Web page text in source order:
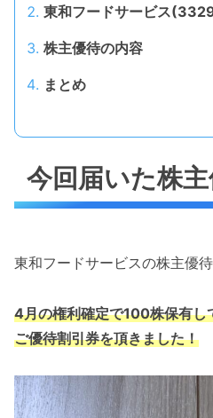
東和フードサービス
株主優待の内容
まとめ
今回届いた株
東和フードサービスの株主優
4月の権利確定で100株保有
ご優待割引券を頂きました！